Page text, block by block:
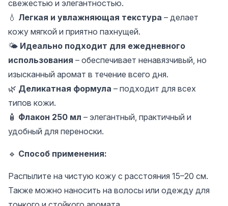
свежестью и элегантностью.
💧 Легкая и увлажняющая текстура – делает
кожу мягкой и приятно пахнущей.
🌤️ Идеально подходит для ежедневного
использования – обеспечивает ненавязчивый, но
изысканный аромат в течение всего дня.
🌿 Деликатная формула – подходит для всех
типов кожи.
🧴 Флакон 250 мл – элегантный, практичный и
удобный для переноски.
🔹 Способ применения:
Распылите на чистую кожу с расстояния 15–20 см.
Также можно наносить на волосы или одежду для